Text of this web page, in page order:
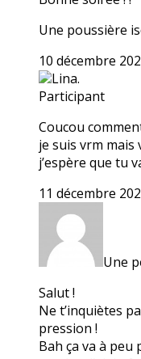
Une poussière
10 décembre
Lina.
Participant
Coucou
je suis vrm mais
j’espère que tu
11 décembre
Une
Salut !
Ne t’inquiètes
pression !
Bah ça va à peu